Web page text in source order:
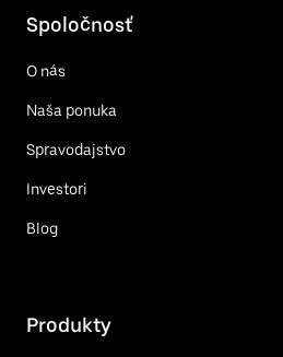
Spoločnosť
O nás
Naša ponuka
Spravodajstvo
Investori
Blog
Produkty